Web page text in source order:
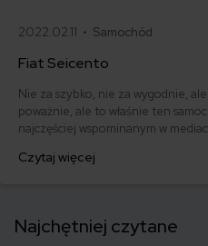
2022.02.11 • Samochód
Fiat Seicento
Nie za szybko, nie za wygodnie,
poważnie, ale to właśnie ten
najczęściej wspominanym w
pancerne Seicento. Była to
Czytaj więcej
Najchętniej czytane